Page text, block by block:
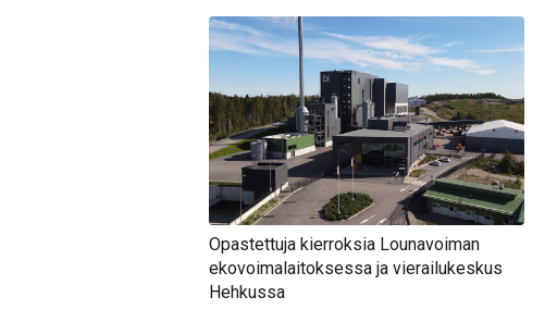
Opastettuja kierroksia Lounavoiman
ekovoimalaitoksessa ja vierailukeskus
Hehkussa